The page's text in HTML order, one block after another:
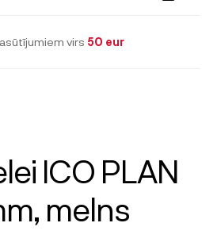
virs 50 eur
ICO PLAN
melns